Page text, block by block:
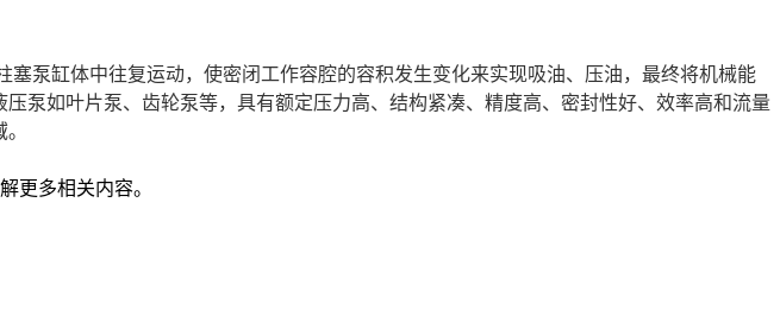
泵缸体中往复运动，使密闭工作容腔的容积发生变化来实现吸油、压油，最终将机械能
泵如叶片泵、齿轮泵等，具有额定压力高、结构紧凑、精度高、密封性好、效率高和流量
更多相关内容。